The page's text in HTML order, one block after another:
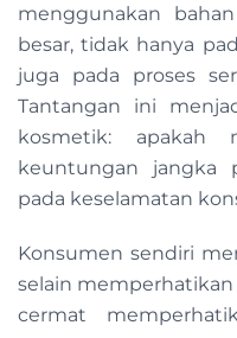
menggunakan
besar, tidak hanya
juga pada proses
Tantangan ini
kosmetik: apakah
keuntungan jangka
pada keselamatan
Konsumen sendiri
selain memperhatikan
cermat